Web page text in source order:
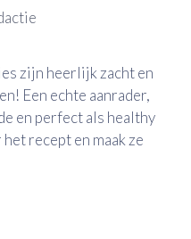
zijn heerlijk zacht en
Een echte aanrader,
en perfect als healthy
recept en maak ze